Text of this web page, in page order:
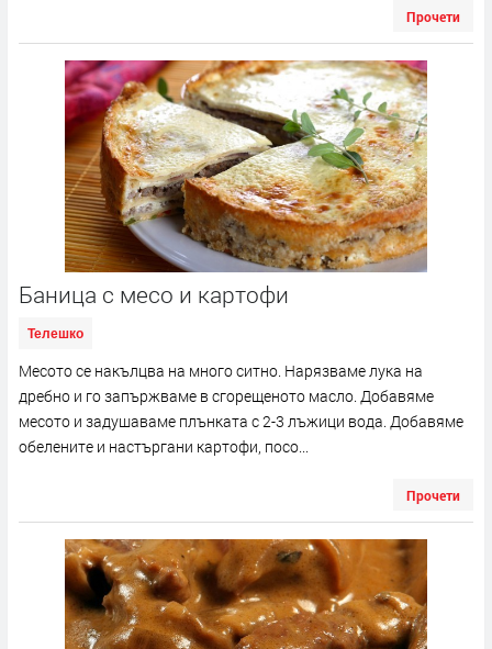
Прочети
Баница с месо и картофи
Телешко
Месото се накълцва на много ситно. Нарязваме лука на
дребно и го запържваме в сгорещеното масло. Добавяме
месото и задушаваме плънката с 2-3 лъжици вода. Добавяме
обелените и настъргани картофи, посо...
Прочети